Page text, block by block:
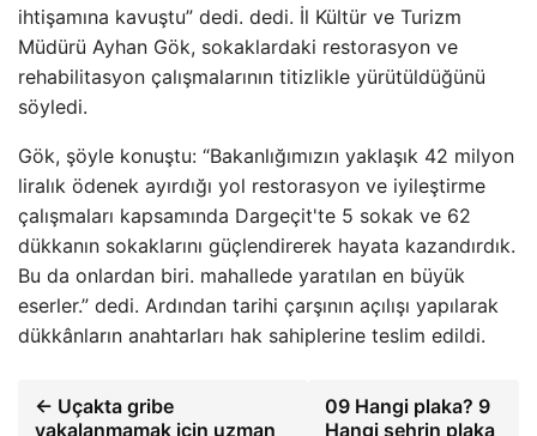
ihtişamına kavuştu” dedi. dedi. İl Kültür ve Turizm
Müdürü Ayhan Gök, sokaklardaki restorasyon ve
rehabilitasyon çalışmalarının titizlikle yürütüldüğünü
söyledi.
Gök, şöyle konuştu: “Bakanlığımızın yaklaşık 42 milyon
liralık ödenek ayırdığı yol restorasyon ve iyileştirme
çalışmaları kapsamında Dargeçit'te 5 sokak ve 62
dükkanın sokaklarını güçlendirerek hayata kazandırdık.
Bu da onlardan biri. mahallede yaratılan en büyük
eserler.” dedi. Ardından tarihi çarşının açılışı yapılarak
dükkânların anahtarları hak sahiplerine teslim edildi.
← Uçakta gribe
yakalanmamak için uzman
09 Hangi plaka? 9
Hangi şehrin plaka